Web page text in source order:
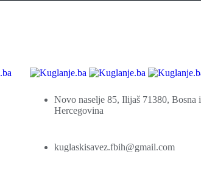
Novo naselje 85, Ilijaš 71380, Bosna i
Hercegovina
kuglaskisavez.fbih@gmail.com